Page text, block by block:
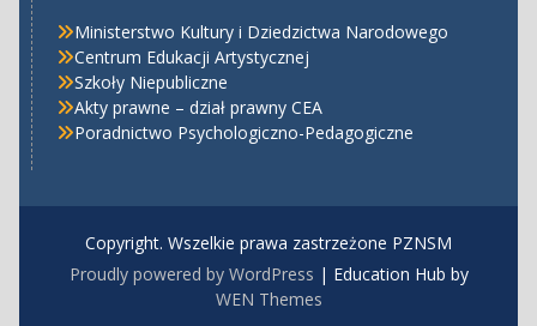
Ministerstwo Kultury i Dziedzictwa Narodowego
Centrum Edukacji Artystycznej
Szkoły Niepubliczne
Akty prawne – dział prawny CEA
Poradnictwo Psychologiczno-Pedagogiczne
Copyright. Wszelkie prawa zastrzeżone PZNSM
Proudly powered by WordPress | Education Hub by
WEN Themes